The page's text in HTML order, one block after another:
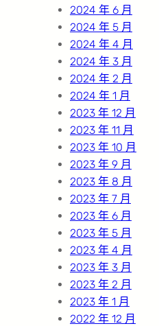
2024 年 6 月
2024 年 5 月
2024 年 4 月
2024 年 3 月
2024 年 2 月
2024 年 1 月
2023 年 12 月
2023 年 11 月
2023 年 10 月
2023 年 9 月
2023 年 8 月
2023 年 7 月
2023 年 6 月
2023 年 5 月
2023 年 4 月
2023 年 3 月
2023 年 2 月
2023 年 1 月
2022 年 12 月